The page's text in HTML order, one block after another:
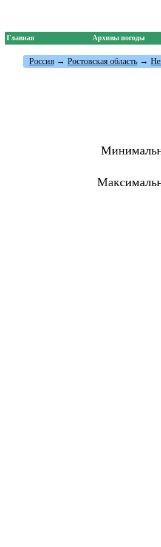
Главная Архивы погоды
Россия → Ростовская область →